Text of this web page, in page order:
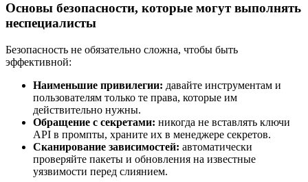
Основы безопасности, которые могут выполнять
неспециалисты
Безопасность не обязательно сложна, чтобы быть
эффективной:
Наименьшие привилегии: давайте инструментам и
пользователям только те права, которые им
действительно нужны.
Обращение с секретами: никогда не вставлять ключи
API в промпты, храните их в менеджере секретов.
Сканирование зависимостей: автоматически
проверяйте пакеты и обновления на известные
уязвимости перед слиянием.